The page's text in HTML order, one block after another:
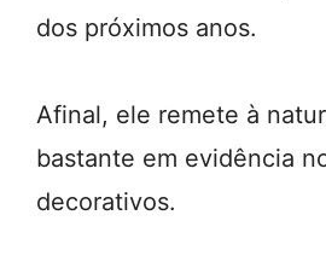
dos próximos anos.
Afinal, ele remete à
bastante em evidência
decorativos.